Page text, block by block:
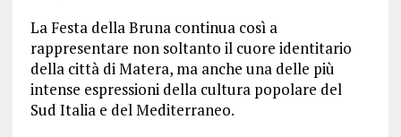
La Festa della Bruna continua così a
rappresentare non soltanto il cuore identitario
della città di Matera, ma anche una delle più
intense espressioni della cultura popolare del
Sud Italia e del Mediterraneo.